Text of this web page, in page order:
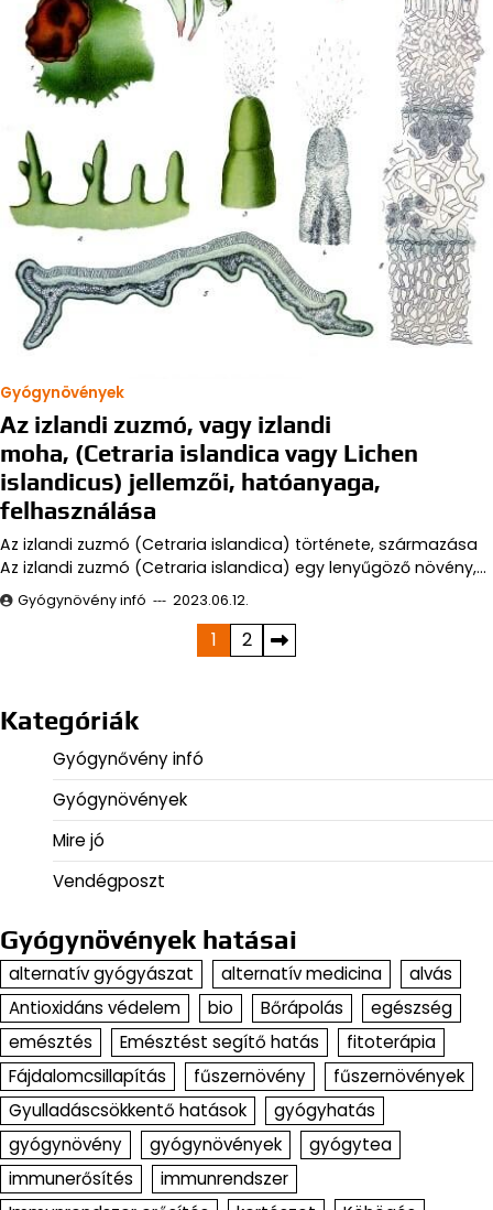
Gyógynövények
Az izlandi zuzmó, vagy izlandi
moha, (Cetraria islandica vagy Lichen
islandicus) jellemzői, hatóanyaga,
felhasználása
Az izlandi zuzmó (Cetraria islandica) története, származása
Az izlandi zuzmó (Cetraria islandica) egy lenyűgöző növény,…
Gyógynövény infó 2023.06.12.
1 2
Kategóriák
Gyógynővény infó
Gyógynövények
Mire jó
Vendégposzt
Gyógynövények hatásai
alternatív gyógyászat alternatív medicina
alvás
Antioxidáns védelem
bio Bőrápolás
egészség
emésztés
Emésztést segítő hatás
fitoterápia
Fájdalomcsillapítás
fűszernövény
fűszernövények
Gyulladáscsökkentő hatások
gyógyhatás
gyógynövény
gyógynövények
gyógytea
immunerősítés
immunrendszer